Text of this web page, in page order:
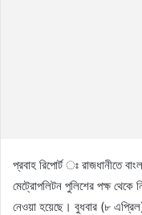
প্রবাহ রিপোর্ট ঃ রাজধানীতে
মেট্রোপলিটন পুলিশের পক্ষ
নেওয়া হয়েছে। বুধবার (৮